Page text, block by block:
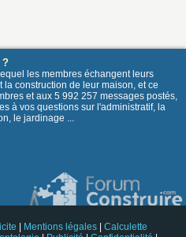
?
les membres échangent leurs
construction de leur maison, et ce
et aux 5 992 257 messages postés,
à vos questions sur l'administratif, la
le jardinage ...
Mentions légales
Calculette